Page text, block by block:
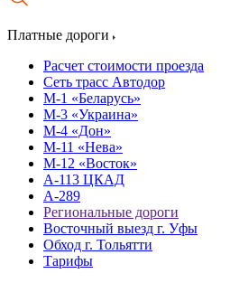
Платные дороги
Расчет стоимости проезда
Сеть трасс Автодор
М-1 «Беларусь»
М-3 «Украина»
М-4 «Дон»
М-11 «Нева»
М-12 «Восток»
А-113 ЦКАД
А-289
Региональные дороги
Восточный выезд г. Уфы
Обход г. Тольятти
Тарифы